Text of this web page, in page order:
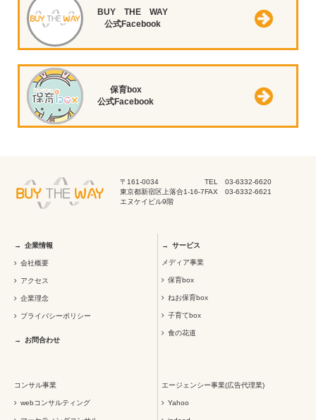
BUY THE WAY
公式Facebook
保育box
公式Facebook
〒161-0034
東京都新宿区上落合1-16-7
エヌケイビル9階
TEL 03-6332-6620
FAX 03-6332-6621
企業情報
会社概要
アクセス
企業理念
プライバシーポリシー
お問合わせ
サービス
メディア事業
保育box
ねお保育box
子育てbox
食の花道
コンサル事業
webコンサルティング
エージェンシー事業(広告代理業)
Yahoo